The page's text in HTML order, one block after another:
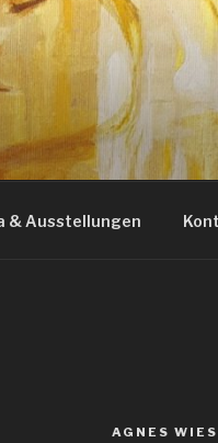
& Ausstellungen
AGNES